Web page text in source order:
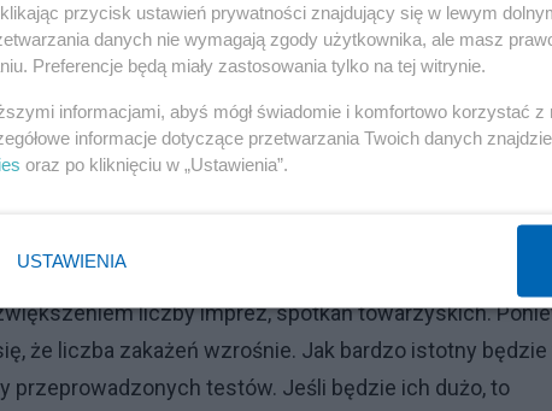
jest wskazana dla osób, u których odpowiedź na
to i osoby w podeszłym wieku, i osoby z rozmaitymi
lockdownów, obostrzeń. Czego możemy się w
nie będę prognozować co się stanie. Mogę jedynie
liczby imprez, spotkań towarzyskich.
że liczba zakażeń wzrośnie. Jak bardzo istotny będzie
przeprowadzonych testów. Jeśli będzie ich dużo, to
przycisk ustawień prywatności znajdujący się w lewym
danych nie wymagają zgody użytkownika, ale masz
Preferencje będą miały zastosowania tylko na tej witrynie.
informacjami, abyś mógł świadomie i komfortowo korzystać
informacje dotyczące przetwarzania Twoich danych
oraz po kliknięciu w „Ustawienia”.
USTAWIENIA